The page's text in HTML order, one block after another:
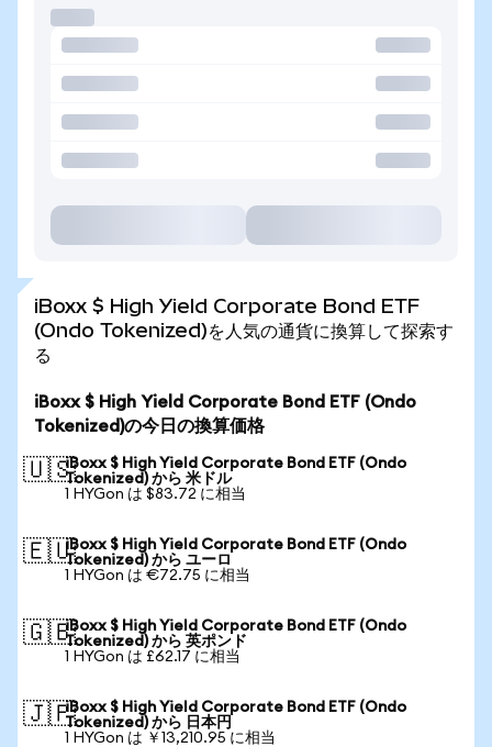
iBoxx $ High Yield Corporate Bond ETF
(Ondo Tokenized)を人気の通貨に換算して探索す
る
iBoxx $ High Yield Corporate Bond ETF (Ondo
Tokenized)の今日の換算価格
🇺🇸iBoxx $ High Yield Corporate Bond ETF (Ondo
Tokenized) から 米ドル
1 HYGon は $83.72 に相当
🇪🇺iBoxx $ High Yield Corporate Bond ETF (Ondo
Tokenized) から ユーロ
1 HYGon は €72.75 に相当
🇬🇧iBoxx $ High Yield Corporate Bond ETF (Ondo
Tokenized) から 英ポンド
1 HYGon は £62.17 に相当
🇯🇵iBoxx $ High Yield Corporate Bond ETF (Ondo
Tokenized) から 日本円
1 HYGon は ￥13,210.95 に相当